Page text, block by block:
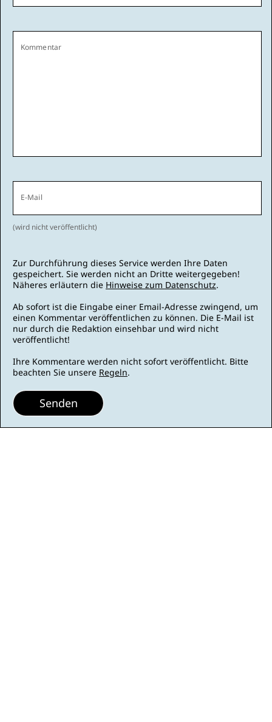
Kommentar
E-Mail
(wird nicht veröffentlicht)
Zur Durchführung dieses Service werden Ihre Daten
gespeichert. Sie werden nicht an Dritte weitergegeben!
Näheres erläutern die Hinweise zum Datenschutz.
Ab sofort ist die Eingabe einer Email-Adresse zwingend, um
einen Kommentar veröffentlichen zu können. Die E-Mail ist
nur durch die Redaktion einsehbar und wird nicht
veröffentlicht!
Ihre Kommentare werden nicht sofort veröffentlicht. Bitte
beachten Sie unsere Regeln.
Senden